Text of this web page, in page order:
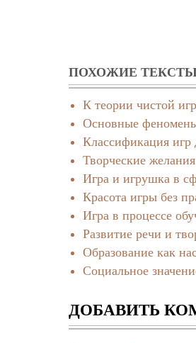
ПОХОЖИЕ
К теории чистой
Основные
Классификация игр
Творческие желания
Игра и игрушка в
Красота игры без
Игра в процессе
Развитие речи и
Образование как
Социальное
ДОБАВИТЬ